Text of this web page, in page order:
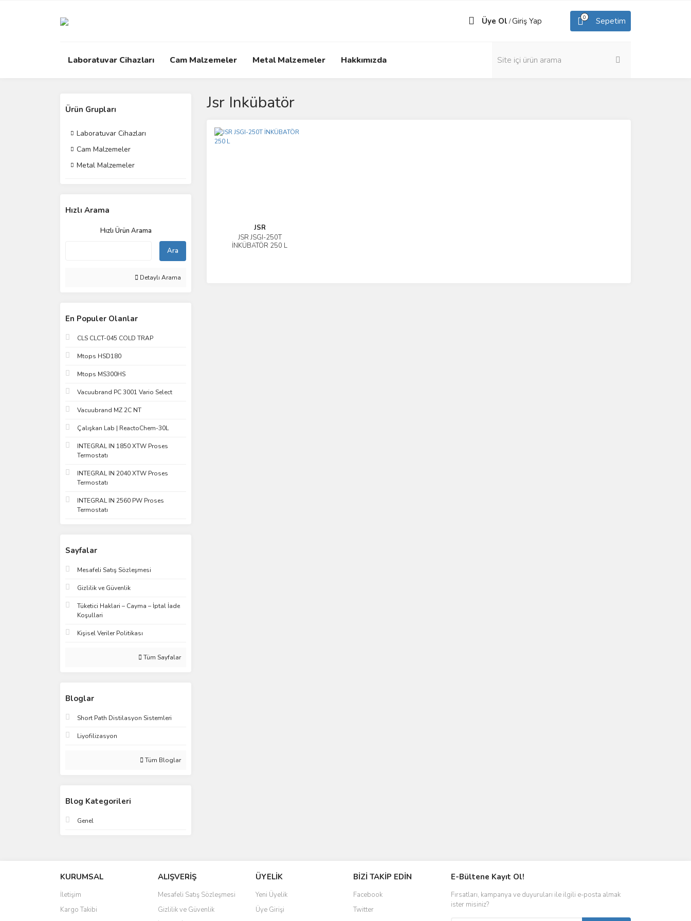
Üye Ol /Giriş Yap 0 Sepetim
Laboratuvar Cihazları Cam Malzemeler Metal Malzemeler Hakkımızda
Ürün Grupları
Laboratuvar Cihazları
Cam Malzemeler
Metal Malzemeler
Hızlı Arama
Hızlı Ürün Arama
Ara
Detaylı Arama
En Populer Olanlar
CLS CLCT-045 COLD TRAP
Mtops HSD180
Mtops MS300HS
Vacuubrand PC 3001 Vario Select
Vacuubrand MZ 2C NT
Çalışkan Lab | ReactoChem-30L
INTEGRAL IN 1850 XTW Proses
Termostatı
INTEGRAL IN 2040 XTW Proses
Termostatı
INTEGRAL IN 2560 PW Proses
Termostatı
Sayfalar
Mesafeli Satış Sözleşmesi
Gizlilik ve Güvenlik
Tüketici Haklari – Cayma – İptal İade
Koşullari
Kişisel Veriler Politikası
Tüm Sayfalar
Bloglar
Short Path Distilasyon Sistemleri
Liyofilizasyon
Tüm Bloglar
Blog Kategorileri
Genel
Jsr Inkübatör
JSR
JSR JSGI-250T
İNKÜBATÖR 250 L
İncele
KURUMSAL
İletişim
Kargo Takibi
ALIŞVERİŞ
Mesafeli Satış Sözleşmesi
Gizlilik ve Güvenlik
ÜYELİK
Yeni Üyelik
Üye Girişi
BİZİ TAKİP EDİN
Facebook
Twitter
E-Bültene Kayıt Ol!
Fırsatları, kampanya ve duyuruları ile ilgili e-posta almak
ister misiniz?